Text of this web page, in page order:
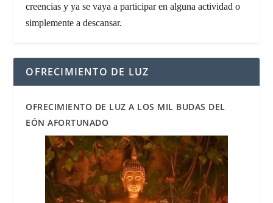
creencias y ya se vaya a participar en alguna actividad o
simplemente a descansar.
OFRECIMIENTO DE LUZ
OFRECIMIENTO DE LUZ A LOS MIL BUDAS DEL
EÓN AFORTUNADO